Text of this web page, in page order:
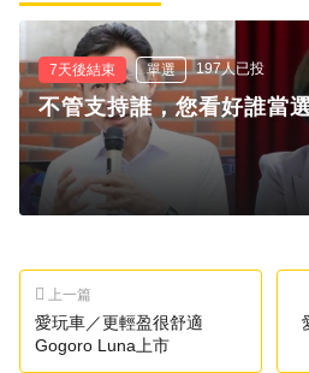
7天後結束 單選 197人已投
不管支持誰，您看好誰當
上一篇
愛玩車／更輕盈很舒適
Gogoro Luna上市